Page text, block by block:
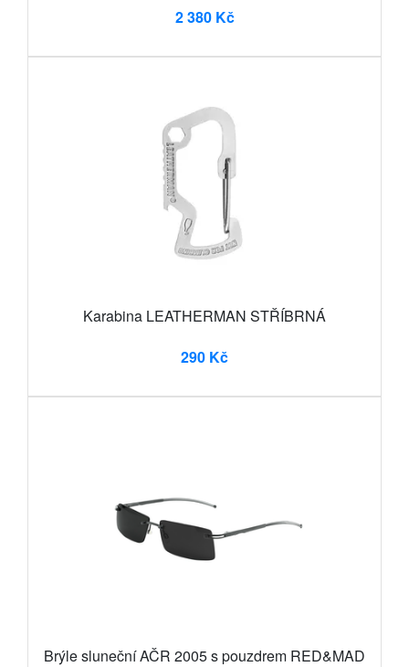
2 380 Kč
Karabina LEATHERMAN STŘÍBRNÁ
290 Kč
Brýle sluneční AČR 2005 s pouzdrem RED&MAD